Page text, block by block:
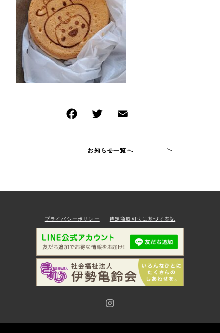
ORDER HISTORY
注文履歴
SHOPPING GUIDE
ショッピングガイド
TOPICS
お知らせ
CONTACT
Wakuwakujam recipe collection
わくわくジャムを使ったレシピ集
お知らせ一覧へ
プライバシーポリシー 特定商取引法に基づく表記